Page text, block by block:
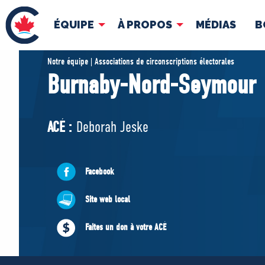
ÉQUIPE À PROPOS MÉDIAS
ÉQUIPE
Pierre Poilievre
Cabinet fantôme
ACÉ
À
Notre équipe | Associations de circonscriptions électorales
Burnaby-Nord-Seymour
ACÉ : Deborah Jeske
Facebook
Site web local
Faites un don à votre ACÉ